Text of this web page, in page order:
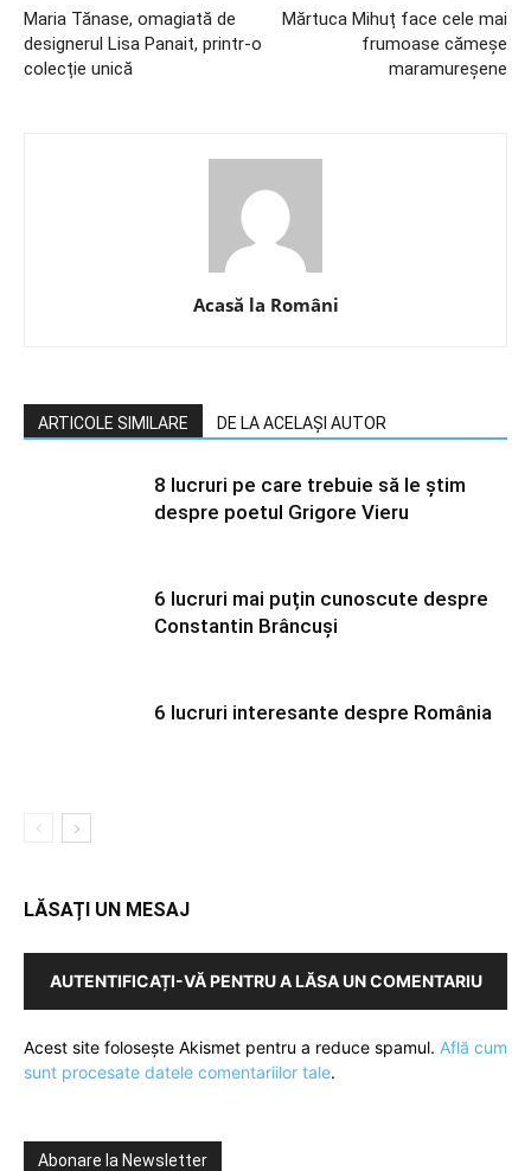
Maria Tănase, omagiată de
designerul Lisa Panait, printr-o
colecție unică
Mărtuca Mihuț face cele mai
frumoase cămeșe
maramureșene
Acasă la Români
ARTICOLE SIMILARE DE LA ACELAȘI AUTOR
8 lucruri pe care trebuie să le știm
despre poetul Grigore Vieru
6 lucruri mai puțin cunoscute despre
Constantin Brâncuși
6 lucruri interesante despre România
LĂSAȚI UN MESAJ
AUTENTIFICAȚI-VĂ PENTRU A LĂSA UN COMENTARIU
Acest site folosește Akismet pentru a reduce spamul. Află cum
sunt procesate datele comentariilor tale.
Abonare la Newsletter